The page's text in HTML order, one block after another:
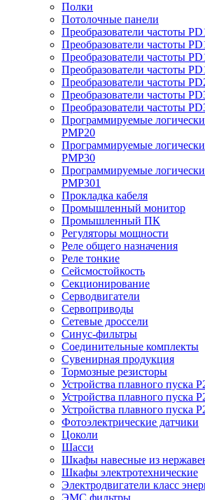
Полки
Потолочные панели
Преобразователи частоты
Преобразователи частоты
Преобразователи частоты
Преобразователи частоты
Преобразователи частоты
Преобразователи частоты
Преобразователи частоты
Программируемые
PMP20
Программируемые
PMP30
Программируемые
PMP301
Прокладка кабеля
Промышленный монитор
Промышленный ПК
Регуляторы мощности
Реле общего назначения
Реле тонкие
Сейсмостойкость
Секционирование
Серводвигатели
Сервоприводы
Сетевые дроссели
Синус-фильтры
Соединительные комплекты
Сувенирная продукция
Тормозные резисторы
Устройства плавного пуска
Устройства плавного пуска
Устройства плавного пуска
Фотоэлектрические датчики
Цоколи
Шасси
Шкафы навесные из
Шкафы электротехнические
Электродвигатели класс
ЭМС фильтры